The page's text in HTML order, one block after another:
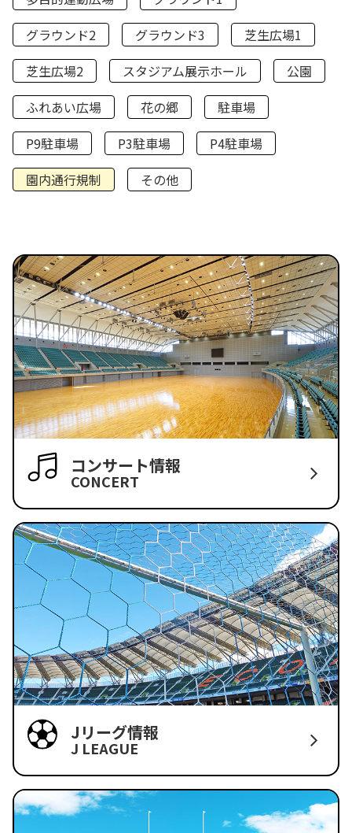
グラウンド2
グラウンド3
芝生広場1
芝生広場2
スタジアム展示ホール
公園
ふれあい広場
花の郷
駐車場
P9駐車場
P3駐車場
P4駐車場
園内通行規制
その他
コンサート情報
CONCERT
Jリーグ情報
J LEAGUE